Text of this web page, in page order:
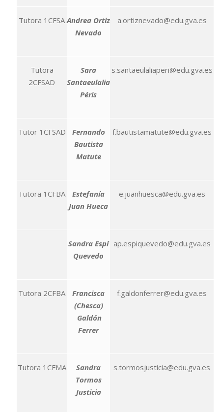
Tutora 1CFSA Andrea Ortíz
Nevado
a.ortiznevado@edu.gva.es
Tutora
2CFSAD
Sara
Santaeulalia
Péris
s.santaeulaliaperi@edu.gva.es
Tutor 1CFSAD
Fernando
Bautista
Matute
f.bautistamatute@edu.gva.es
Tutora 1CFBA
Estefanía
Juan Hueca
e.juanhuesca@edu.gva.es
Sandra Espí
Quevedo
ap.espiquevedo@edu.gva.es
Tutora 2CFBA
Francisca
(Chesca)
Galdón
Ferrer
f.galdonferrer@edu.gva.es
Tutora 1CFMA
Sandra
Tormos
Justicia
s.tormosjusticia@edu.gva.es